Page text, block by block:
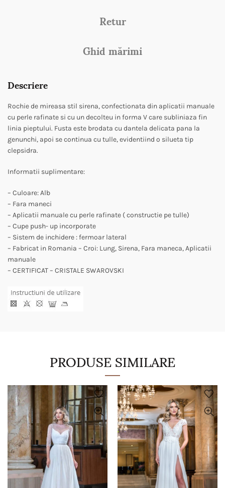
Retur
Ghid mărimi
Descriere
Rochie de mireasa stil sirena, confectionata din aplicatii manuale
cu perle rafinate si cu un decolteu in forma V care subliniaza fin
linia pieptului. Fusta este brodata cu dantela delicata pana la
genunchi, apoi se continua cu tulle, evidentiind o silueta tip
clepsidra.
Informatii suplimentare:
– Culoare: Alb
– Fara maneci
– Aplicatii manuale cu perle rafinate ( constructie pe tulle)
– Cupe push- up incorporate
– Sistem de inchidere : fermoar lateral
– Fabricat in Romania – Croi: Lung, Sirena, Fara maneca, Aplicatii
manuale
– CERTIFICAT – CRISTALE SWAROVSKI
PRODUSE SIMILARE